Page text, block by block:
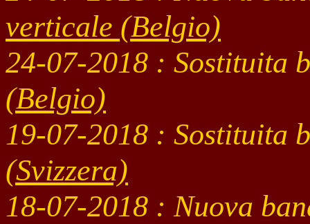
verticale (Belgio)
24-07-2018 : Sostituita
(Belgio)
19-07-2018 : Sostituita
(Svizzera)
18-07-2018 : Nuova